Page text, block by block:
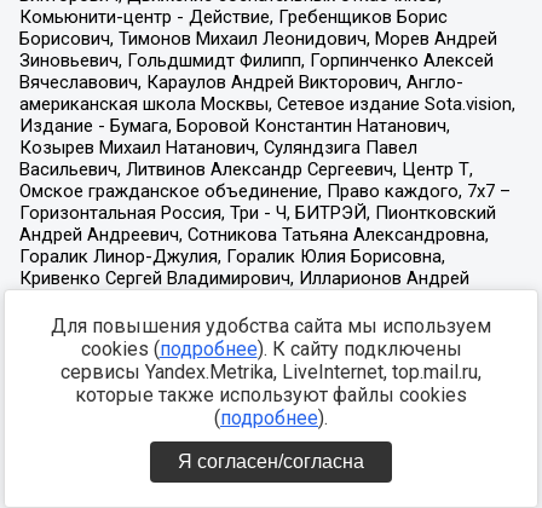
Для повышения удобства сайта мы используем
cookies (подробнее). К сайту подключены
сервисы Yandex.Metrika, LiveInternet, top.mail.ru,
которые также используют файлы cookies
(подробнее).
Я согласен/согласна